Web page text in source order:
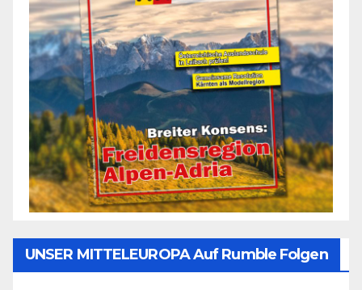
UNSER MITTELEUROPA Auf Rumble Folgen